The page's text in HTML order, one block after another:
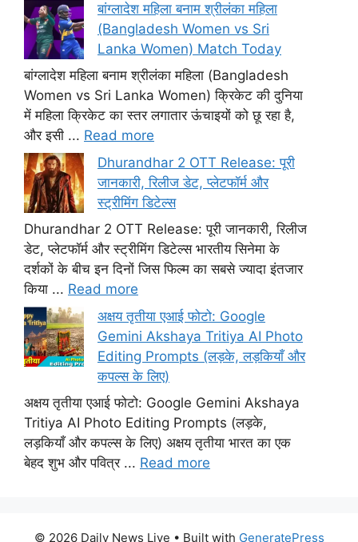
बांग्लादेश महिला बनाम श्रीलंका महिला
(Bangladesh Women vs Sri
Lanka Women) Match Today
बांग्लादेश महिला बनाम श्रीलंका महिला (Bangladesh
Women vs Sri Lanka Women) क्रिकेट की दुनिया
में महिला क्रिकेट का स्तर लगातार ऊंचाइयों को छू रहा है,
और इसी ... Read more
Dhurandhar 2 OTT Release: पूरी
जानकारी, रिलीज डेट, प्लेटफॉर्म और
स्ट्रीमिंग डिटेल्स
Dhurandhar 2 OTT Release: पूरी जानकारी, रिलीज
डेट, प्लेटफॉर्म और स्ट्रीमिंग डिटेल्स भारतीय सिनेमा के
दर्शकों के बीच इन दिनों जिस फिल्म का सबसे ज्यादा इंतजार
किया ... Read more
अक्षय तृतीया एआई फोटो: Google
Gemini Akshaya Tritiya AI Photo
Editing Prompts (लड़के, लड़कियाँ और
कपल्स के लिए)
अक्षय तृतीया एआई फोटो: Google Gemini Akshaya
Tritiya AI Photo Editing Prompts (लड़के,
लड़कियाँ और कपल्स के लिए) अक्षय तृतीया भारत का एक
बेहद शुभ और पवित्र ... Read more
© 2026 Daily News Live • Built with GeneratePress